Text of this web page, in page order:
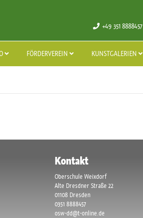
+49 351 8888457
FÖRDERVEREIN KUNSTGALERIEN
Kontakt
Oberschule Weixdorf
Alte Dresdner Straße 22
01108 Dresden
0351 8888457
osw-dd@t-online.de